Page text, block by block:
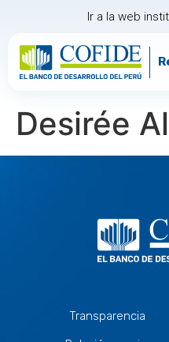
Ir a la web
Desirée
Transparencia